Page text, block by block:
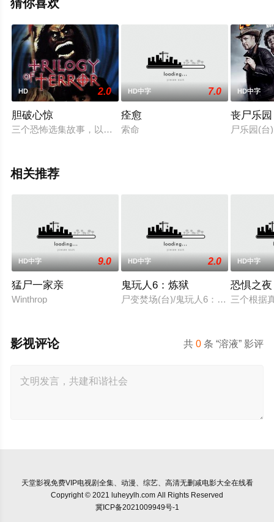
影、电视猫或剧情网等平台了解。
猜你喜欢
HD 2.0
胆破心惊
三个恐怖选集故事，以凯伦·布莱克为主角，扮演四个不同的角
HD中字 7.0
痊愈
索命
HD中字
丧尸乐园
尸乐园(台
相关推荐
HD中字 9.0
猛尸一家亲
Winthrop
HD中字 2.0
鬼玩人6：炼狱
尸变焚场(台)/鬼玩人6：燃烧/鬼玩人
HD中字
恐惧之
三个根据
共0 条 “溶液” 影评
影视评论
天堂影视免费VIP电视剧全集、动漫、综艺、高清无删减电影大全在线看
Copyright © 2021 luheyylh.com All Rights Reserved
冀ICP备2021009949号-1